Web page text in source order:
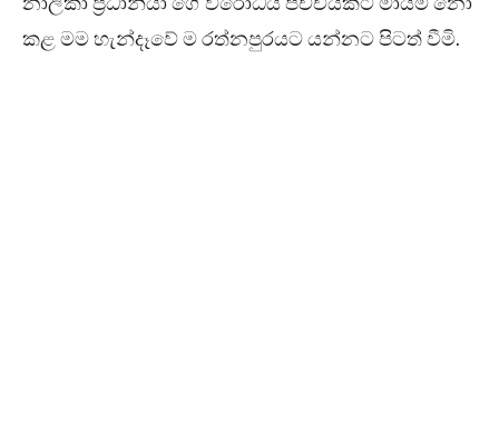
කළ මම හැන්දෑවේ ම රත්නපුරයට යන්නට පිටත් වීමි.